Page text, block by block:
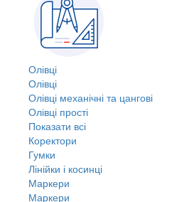
Олівці
Олівці
Олівці механічні та цангові
Олівці прості
Показати всі
Коректори
Гумки
Лінійки і косинці
Маркери
Маркери